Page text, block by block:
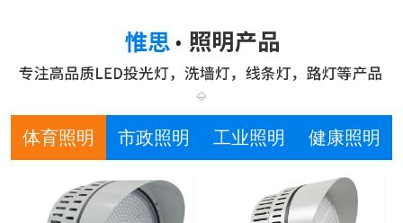
体育照明 市政照明 工业照明 健康照明